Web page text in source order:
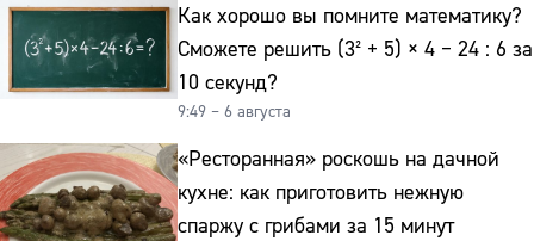
Как хорошо вы помните математику?
Сможете решить (3² + 5) × 4 − 24 : 6 за
10 секунд?
9:49 – 6 августа
«Ресторанная» роскошь на дачной
кухне: как приготовить нежную
спаржу с грибами за 15 минут